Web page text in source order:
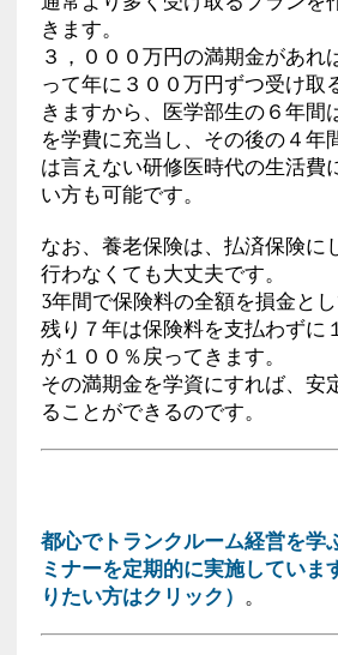
きます。
３，０００万円の満期金があれ
って年に３００万円ずつ受け取
きますから、医学部生の６年間
を学費に充当し、その後の４年
は言えない研修医時代の生活費
い方も可能です。
なお、養老保険は、払済保険に
行わなくても大丈夫です。
3年間で保険料の全額を損金とし
残り７年は保険料を支払わずに
が１００％戻ってきます。
その満期金を学資にすれば、安
ることができるのです。
都心でトランクルーム経営を学
ミナーを定期的に実施していま
りたい方はクリック） 。